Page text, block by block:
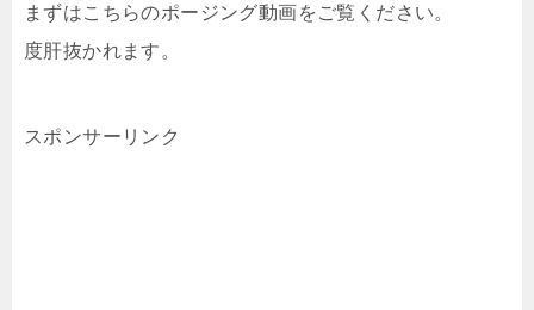
まずはこちらのポージング動画をご覧ください。
度肝抜かれます。
スポンサーリンク